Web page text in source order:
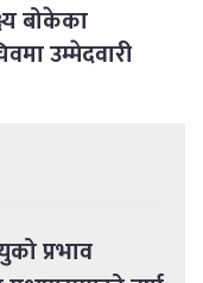
बोकेका
उम्मेदवारी
प्रभाव